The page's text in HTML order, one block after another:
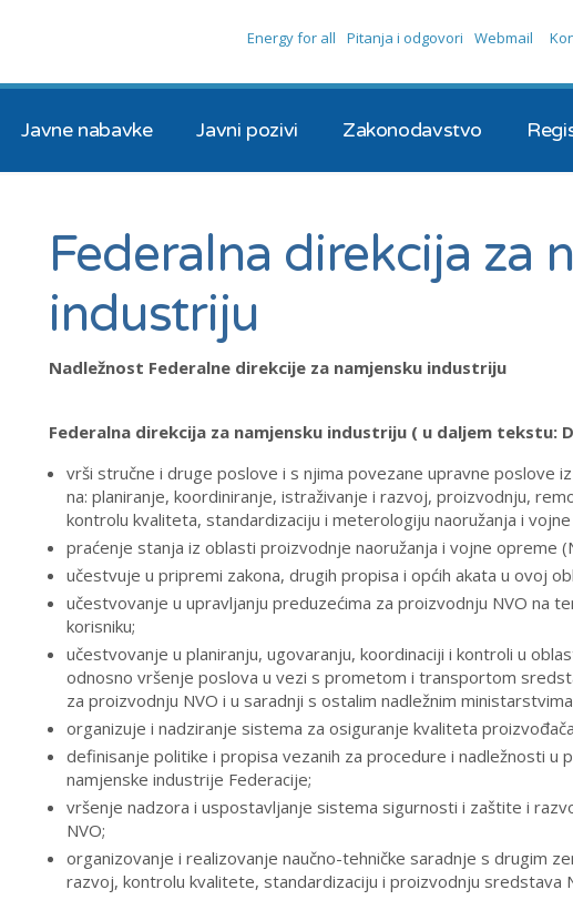
Javne nabavke Javni pozivi Zakonodavstvo
Energy for all Pitanja i odgovori Webmail
Federalna direkcija za
industriju
Nadležnost Federalne direkcije za namjensku industriju
Federalna direkcija za namjensku industriju ( u daljem tekstu:
vrši stručne i druge poslove i s njima povezane upravne poslove
na: planiranje, koordiniranje, istraživanje i razvoj, proizvodnju,
kontrolu kvaliteta, standardizaciju i meterologiju naoružanja i
praćenje stanja iz oblasti proizvodnje naoružanja i vojne opreme
učestvuje u pripremi zakona, drugih propisa i općih akata u ovoj
učestvovanje u upravljanju preduzećima za proizvodnju NVO na
korisniku;
učestvovanje u planiranju, ugovaranju, koordinaciji i kontroli u
odnosno vršenje poslova u vezi s prometom i transportom
za proizvodnju NVO i u saradnji s ostalim nadležnim
organizuje i nadziranje sistema za osiguranje kvaliteta
definisanje politike i propisa vezanih za procedure i nadležnosti u
namjenske industrije Federacije;
vršenje nadzora i uspostavljanje sistema sigurnosti i zaštite i
NVO;
organizovanje i realizovanje naučno-tehničke saradnje s drugim
razvoj, kontrolu kvalitete, standardizaciju i proizvodnju sredstava